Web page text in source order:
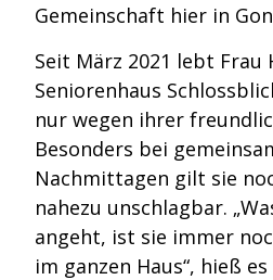
Gemeinschaft hier in
Seit März 2021 lebt Frau
Seniorenhaus
nur wegen ihrer
Besonders bei
Nachmittagen gilt sie
nahezu unschlagbar.
angeht, ist sie immer
im ganzen Haus“, hieß